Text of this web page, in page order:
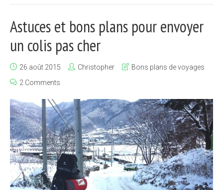
Astuces et bons plans pour envoyer
un colis pas cher
26 août 2015 Christopher
Bons plans de voyages
2 Comments